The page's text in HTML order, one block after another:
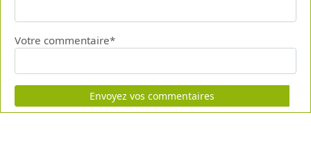
Votre commentaire*
Envoyez vos commentaires